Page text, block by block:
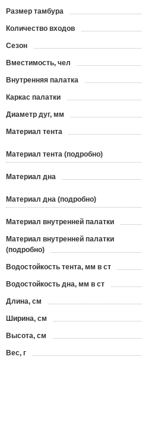
Размер тамбура
Количество входов
Сезон
Вместимость, чел
Внутренняя палатка
Каркас палатки
Диаметр дуг, мм
Материал тента
Материал тента (подробно)
Материал дна
Материал дна (подробно)
Материал внутренней палатки
Материал внутренней палатки
(подробно)
Водостойкость тента, мм в ст
Водостойкость дна, мм в ст
Длина, см
Ширина, см
Высота, см
Вес, г